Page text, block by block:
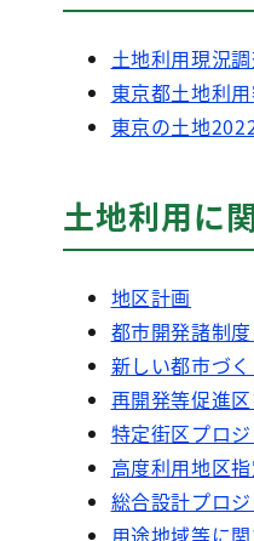
土地利用現況
東京都土地利
東京の土地
土地利用に
地区計画
都市開発諸制
新しい都市づ
再開発等促進
特定街区プロ
高度利用地区
総合設計プロ
用途地域等に